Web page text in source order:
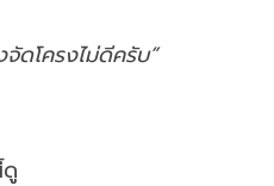
จัดโครงไม่ดีครับ”